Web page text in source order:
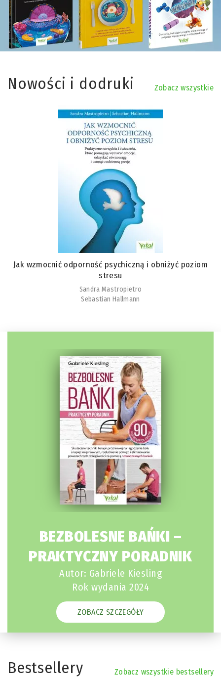
Nowości i dodruki Zobacz wszystkie
Jak wzmocnić odporność psychiczną i obniżyć poziom
stresu
Sandra Mastropietro
Sebastian Hallmann
BEZBOLESNE BAŃKI –
PRAKTYCZNY PORADNIK
Autor: Gabriele Kiesling
Rok wydania 2024
ZOBACZ SZCZEGÓŁY
Bestsellery Zobacz wszystkie bestsellery